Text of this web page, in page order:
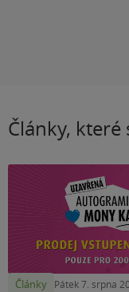
Články,
Články Pátek 7. srpna